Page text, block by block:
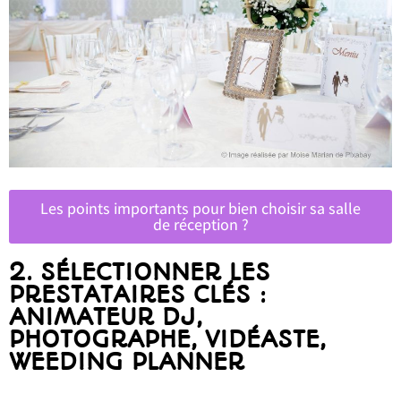
Les points importants pour bien choisir sa salle
de réception ?
2. SÉLECTIONNER LES
PRESTATAIRES CLÉS :
ANIMATEUR DJ,
PHOTOGRAPHE, VIDÉASTE,
WEEDING PLANNER